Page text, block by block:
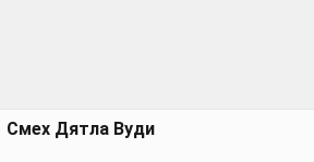
Смех Дятла Вуди